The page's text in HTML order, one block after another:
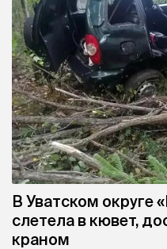
В Уватском округе
слетела в кювет,
краном